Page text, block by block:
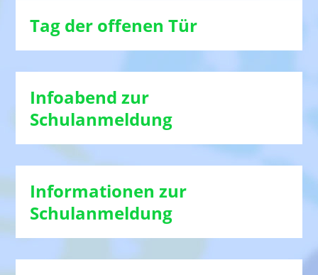
Tag der offenen Tür
Infoabend zur
Schulanmeldung
Informationen zur
Schulanmeldung